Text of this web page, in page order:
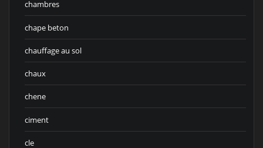
chambres
chape beton
chauffage au sol
chaux
chene
ciment
cle